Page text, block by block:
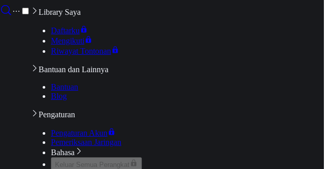
··· Library Saya
Daftarku
Mengikuti
Riwayat Tontonan
Bantuan dan Lainnya
Bantuan
Blog
Pengaturan
Pengaturan Akun
Pemeriksaan Jaringan
Bahasa
Keluar Semua Perangkat